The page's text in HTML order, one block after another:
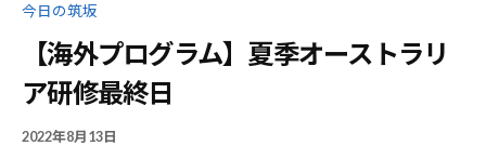
今日の筑坂
【海外プログラム】夏季オーストラリ
ア研修最終日
2022年8月13日